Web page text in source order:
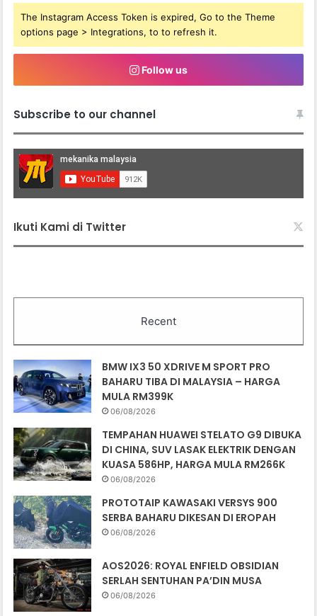
The Instagram Access Token is expired, Go to the Theme
options page > Integrations, to to refresh it.
Follow us
Subscribe to our channel
Ikuti Kami di Twitter
Recent
BMW IX3 50 XDRIVE M SPORT PRO
BAHARU TIBA DI MALAYSIA – HARGA
MULA RM399K
06/08/2026
TEMPAHAN HUAWEI STELATO G9 DIBUKA
DI CHINA, SUV LASAK ELEKTRIK DENGAN
KUASA 586HP, HARGA MULA RM266K
06/08/2026
PROTOTAIP KAWASAKI VERSYS 900
SERBA BAHARU DIKESAN DI EROPAH
06/08/2026
AOS2026: ROYAL ENFIELD OBSIDIAN
SERLAH SENTUHAN PA’DIN MUSA
06/08/2026